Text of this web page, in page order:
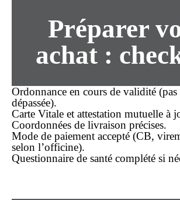
Préparer
achat :
Ordonnance en cours de validité (pas
dépassée).
Carte Vitale et attestation mutuelle à
Coordonnées de livraison précises.
Mode de paiement accepté (CB,
selon l’officine).
Questionnaire de santé complété si